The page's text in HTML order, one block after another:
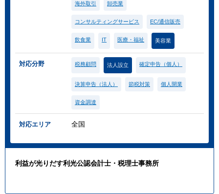
海外取引 卸売業
コンサルティングサービス EC/通信販売
飲食業 IT 医療・福祉 美容業
対応分野 税務顧問 法人設立 確定申告（個人）
決算申告（法人） 節税対策 個人開業
資金調達
対応エリア 全国
利益が光りだす利光公認会計士・税理士事務所